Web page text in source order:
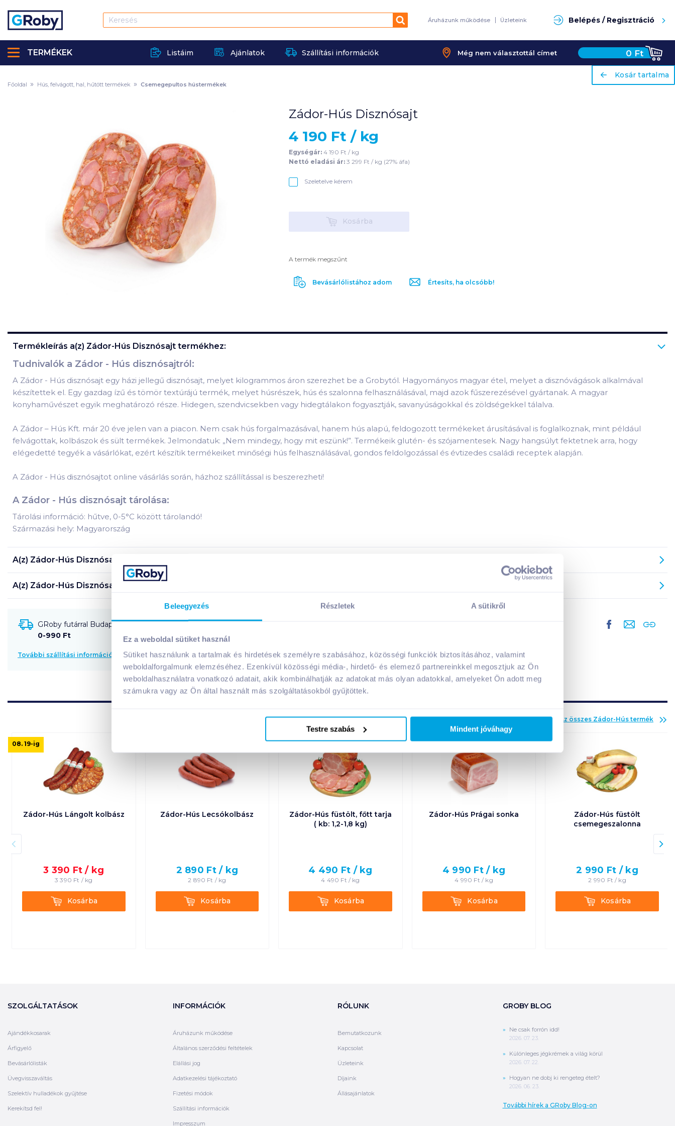
Beleegyezés Részletek A sütikről
Ez a weboldal sütiket használ
Sütiket használunk a tartalmak és hirdetések személyre szabásához, közösségi funkciók biztosításához, valamint
weboldalforgalmunk elemzéséhez. Ezenkívül közösségi média-, hirdető- és elemező partnereinkkel megosztjuk az Ön
weboldalhasználatra vonatkozó adatait, akik kombinálhatják az adatokat más olyan adatokkal, amelyeket Ön adott meg
számukra vagy az Ön által használt más szolgáltatásokból gyűjtöttek.
Testre szabás Mindent jóváhagy
Keresés Áruházunk működése Üzleteink Belépés / Regisztráció
Listáim Ajánlatok Szállítási információk Még nem választottál címet 0 Ft
TERMÉKEK
ariaLabel
Kosár tartalma
Főoldal Hús, felvágott, hal, hűtött termékek Csemegepultos hústermékek
Zádor-Hús Disznósajt
4 190 Ft / kg
Egységár: 4 190 Ft / kg
Nettó eladási ár: 3 299 Ft / kg (27% áfa)
Szeletelve kérem
KosárbaKosárba
A termék megszűnt
Bevásárlólistához adom Értesíts, ha olcsóbb!
Termékleírás a(z) Zádor-Hús Disznósajt termékhez:
Tudnivalók a Zádor - Hús disznósajtról:
A Zádor - Hús disznósajt egy házi jellegű disznósajt, melyet kilogrammos áron szerezhet be a Grobytól. Hagyományos magyar étel, melyet a disznóvágások alkalmával
készítettek el. Egy gazdag ízű és tömör textúrájú termék, melyet húsrészek, hús és szalonna felhasználásával, majd azok fűszerezésével gyártanak. A magyar
konyhaművészet egyik meghatározó része. Hidegen, szendvicsekben vagy hidegtálakon fogyasztják, savanyúságokkal és zöldségekkel tálalva.
A Zádor – Hús Kft. már 20 éve jelen van a piacon. Nem csak hús forgalmazásával, hanem hús alapú, feldogozott termékeket árusításával is foglalkoznak, mint például
felvágottak, kolbászok és sült termékek. Jelmondatuk: „Nem mindegy, hogy mit eszünk!”. Termékeik glutén- és szójamentesek. Nagy hangsúlyt fektetnek arra, hogy
elégedetté tegyék a vásárlókat, ezért készítik termékeiket minőségi hús felhasználásával, gondos feldolgozással és évtizedes családi receptek alapján.
A Zádor - Hús disznósajtot online vásárlás során, házhoz szállítással is beszerezheti!
A Zádor - Hús disznósajt tárolása:
Tárolási információ: hűtve, 0-5°C között tárolandó!
Származási hely: Magyarország
A(z) Zádor-Hús Disznósajt
A(z) Zádor-Hús Disznósajt
GRoby futárral Budapestre és környékére szállítható
0-990 Ft
További szállítási információk
A márka további termékei
Az összes Zádor-Hús termék
Zádor-Hús Lángolt kolbász
3 390 Ft / kg
3 390 Ft / kg
KosárbaKosárba
08. 19-ig
Zádor-Hús Lecsókolbász
2 890 Ft / kg
2 890 Ft / kg
KosárbaKosárba
Zádor-Hús füstölt, főtt tarja
( kb: 1,2-1,8 kg)
4 490 Ft / kg
4 490 Ft / kg
KosárbaKosárba
Zádor-Hús Prágai sonka
4 990 Ft / kg
4 990 Ft / kg
KosárbaKosárba
Zádor-Hús füstölt
csemegeszalonna
2 990 Ft / kg
2 990 Ft / kg
KosárbaKosárba
SZOLGÁLTATÁSOK
Ajándékkosarak
Árfigyelő
Bevásárlólisták
Üvegvisszaváltás
Szelektív hulladékok gyűjtése
Kerekítsd fel!
INFORMÁCIÓK
Áruházunk működése
Általános szerződési feltételek
Elállási jog
Adatkezelési tájékoztató
Fizetési módok
Szállítási információk
Impresszum
RÓLUNK
Bemutatkozunk
Kapcsolat
Üzleteink
Díjaink
Állásajánlatok
GROBY BLOG
Ne csak forrón idd!
2026. 07. 23.
Különleges jégkrémek a világ körül
2026. 07. 22.
Hogyan ne dobj ki rengeteg ételt?
2026. 06. 23.
További hírek a GRoby Blog-on